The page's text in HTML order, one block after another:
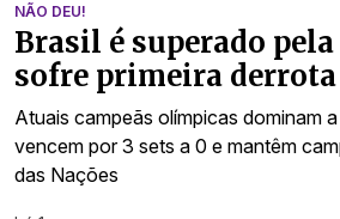
NÃO DEU!
Brasil é superado
sofre primeira
Atuais campeãs olímpicas dominam
vencem por 3 sets a 0 e mantêm
das Nações